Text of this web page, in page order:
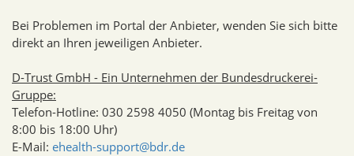
Bei Problemen im Portal der Anbieter, wenden Sie sich bitte
direkt an Ihren jeweiligen Anbieter.
D-Trust GmbH - Ein Unternehmen der Bundesdruckerei-
Gruppe:
Telefon-Hotline: 030 2598 4050 (Montag bis Freitag von
8:00 bis 18:00 Uhr)
E-Mail: ehealth-support@bdr.de